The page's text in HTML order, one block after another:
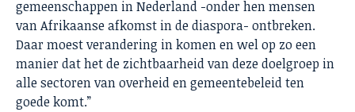
gemeenschappen in Nederland -onder hen mensen
van Afrikaanse afkomst in de diaspora- ontbreken.
Daar moest verandering in komen en wel op zo een
manier dat het de zichtbaarheid van deze doelgroep in
alle sectoren van overheid en gemeentebeleid ten
goede komt.”